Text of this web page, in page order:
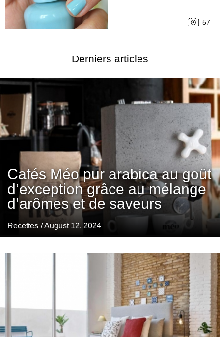
57
Derniers articles
Cafés Méo pur arabica au goût
d’exception grâce au mélange
d’arômes et de saveurs
Recettes / August 12, 2024